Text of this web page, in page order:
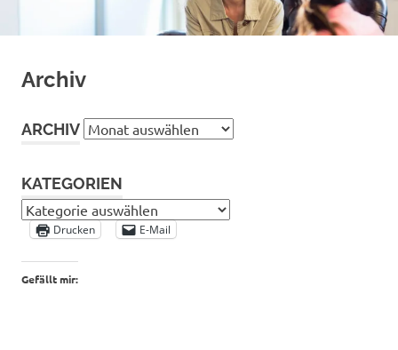
Archiv
ARCHIV Archiv
KATEGORIEN
Kategorien
Drucken E-Mail
Gefällt mir: